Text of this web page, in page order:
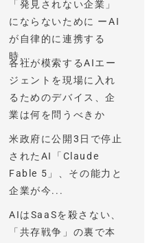
「発見されない企業」
にならないために ーAI
が自律的に連携する
時...
各社が模索するAIエー
ジェントを現場に入れ
るためのデバイス、企
業は何を問うべきか
米政府に公開3日で停止
されたAI「Claude
Fable 5」、その能力と
企業が今...
AIはSaaSを殺さない、
「共存戦争」の裏で本